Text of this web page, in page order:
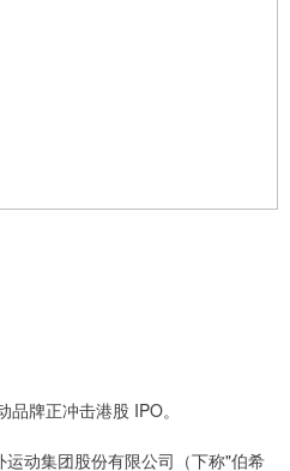
牌正冲击港股 IPO。
动集团股份有限公司（下称"伯希